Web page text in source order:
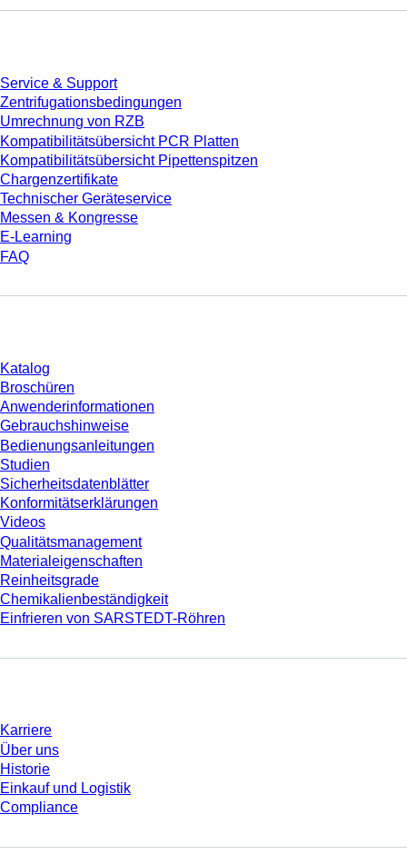
Service & Support
Zentrifugationsbedingungen
Umrechnung von RZB
Kompatibilitätsübersicht PCR Platten
Kompatibilitätsübersicht Pipettenspitzen
Chargenzertifikate
Technischer Geräteservice
Messen & Kongresse
E-Learning
FAQ
Katalog
Broschüren
Anwenderinformationen
Gebrauchshinweise
Bedienungsanleitungen
Studien
Sicherheitsdatenblätter
Konformitätserklärungen
Videos
Qualitätsmanagement
Materialeigenschaften
Reinheitsgrade
Chemikalienbeständigkeit
Einfrieren von SARSTEDT-Röhren
Karriere
Über uns
Historie
Einkauf und Logistik
Compliance